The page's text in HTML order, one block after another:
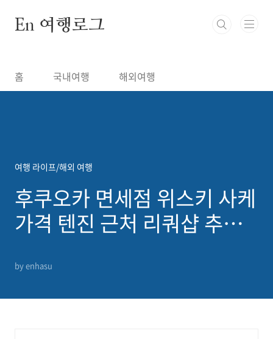
En 여행로그
홈 국내여행 해외여행
여행 라이프/해외 여행
후쿠오카 면세점 위스키 사케
가격 텐진 근처 리쿼샵 추천
by enhasu